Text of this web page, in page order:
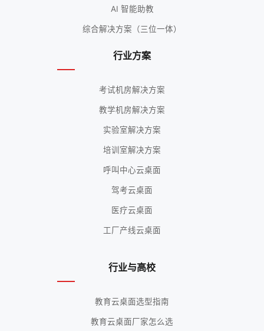
AI 智能助教
综合解决方案（三位一体）
行业方案
考试机房解决方案
教学机房解决方案
实验室解决方案
培训室解决方案
呼叫中心云桌面
驾考云桌面
医疗云桌面
工厂产线云桌面
行业与高校
教育云桌面选型指南
教育云桌面厂家怎么选